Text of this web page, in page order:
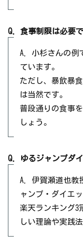
Q. 食事制限は必要
A. 小杉さんの例
ています。
ただし、暴飲暴
は当然です。
普段通りの食事
しょう。
Q. ゆるジャンプダ
A. 伊賀瀬道也教
ャンプ・ダイエ
楽天ランキング3
しい理論や実践